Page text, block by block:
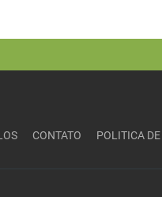
CONTATO POLITICA